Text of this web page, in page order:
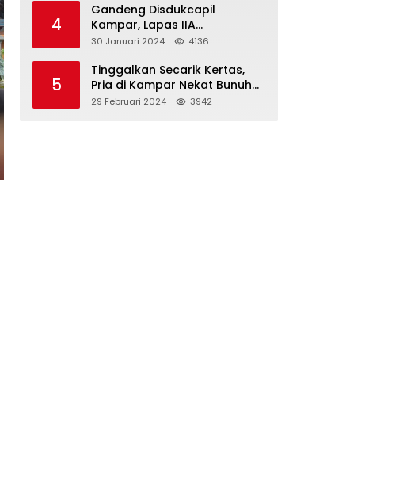
4
Gandeng Disdukcapil
Kampar, Lapas IIA
Bangkinang Lakukan
WBP
30 Januari 2024 4136
5
Tinggalkan Secarik Kertas,
Pria di Kampar Nekat Bunuh
Diri
29 Februari 2024 3942